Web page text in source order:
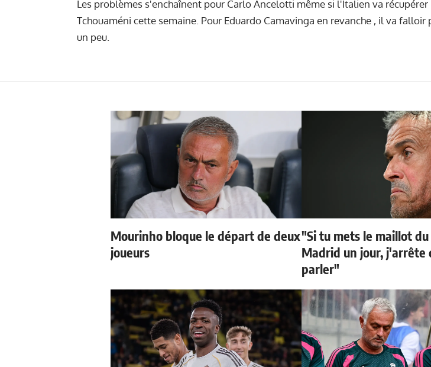
Les problèmes s'enchaînent pour Carlo Ancelotti même si l'Italien va
Tchouaméni cette semaine. Pour Eduardo Camavinga en revanche , il va falloir
un peu.
Mourinho bloque le départ de deux
joueurs
"Si tu mets le maillot du
Madrid un jour, j'arrête
parler"